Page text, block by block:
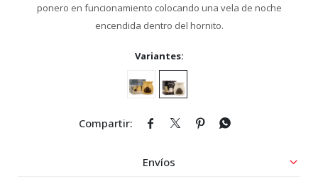
ponero en funcionamiento colocando una vela de noche
encendida dentro del hornito.
Variantes:
   
Envíos